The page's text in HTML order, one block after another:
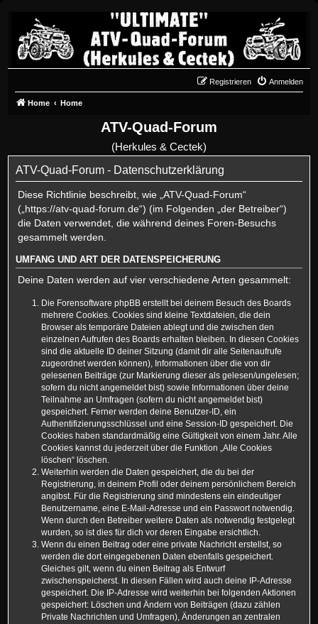
Anmelden
Registrieren
Home Home
ATV-Quad-Forum
(Herkules & Cectek)
ATV-Quad-Forum - Datenschutzerklärung
Diese Richtlinie beschreibt, wie „ATV-Quad-Forum“
(„https://atv-quad-forum.de“) (im Folgenden „der Betreiber“)
die Daten verwendet, die während deines Foren-Besuchs
gesammelt werden.
UMFANG UND ART DER DATENSPEICHERUNG
Deine Daten werden auf vier verschiedene Arten gesammelt:
Die Forensoftware phpBB erstellt bei deinem Besuch des Boards
mehrere Cookies. Cookies sind kleine Textdateien, die dein
Browser als temporäre Dateien ablegt und die zwischen den
einzelnen Aufrufen des Boards erhalten bleiben. In diesen Cookies
sind die aktuelle ID deiner Sitzung (damit dir alle Seitenaufrufe
zugeordnet werden können), Informationen über die von dir
gelesenen Beiträge (zur Markierung dieser als gelesen/ungelesen;
sofern du nicht angemeldet bist) sowie Informationen über deine
Teilnahme an Umfragen (sofern du nicht angemeldet bist)
gespeichert. Ferner werden deine Benutzer-ID, ein
Authentifizierungsschlüssel und eine Session-ID gespeichert. Die
Cookies haben standardmäßig eine Gültigkeit von einem Jahr. Alle
Cookies kannst du jederzeit über die Funktion „Alle Cookies
löschen“ löschen.
Weiterhin werden die Daten gespeichert, die du bei der
Registrierung, in deinem Profil oder deinem persönlichem Bereich
angibst. Für die Registrierung sind mindestens ein eindeutiger
Benutzername, eine E-Mail-Adresse und ein Passwort notwendig.
Wenn durch den Betreiber weitere Daten als notwendig festgelegt
wurden, so ist dies für dich vor deren Eingabe ersichtlich.
Wenn du einen Beitrag oder eine private Nachricht erstellst, so
werden die dort eingegebenen Daten ebenfalls gespeichert.
Gleiches gilt, wenn du einen Beitrag als Entwurf
zwischenspeicherst. In diesen Fällen wird auch deine IP-Adresse
gespeichert. Die IP-Adresse wird weiterhin bei folgenden Aktionen
gespeichert: Löschen und Ändern von Beiträgen (dazu zählen
Private Nachrichten und Umfragen), Änderungen an zentralen